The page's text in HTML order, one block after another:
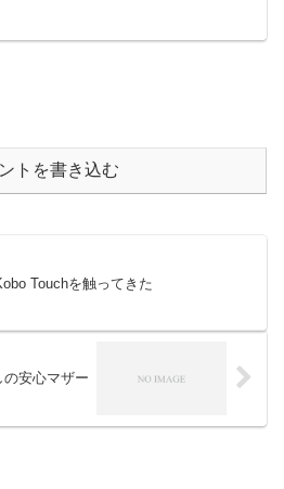
トを書き込む
Touchを触ってきた
の安心マザー